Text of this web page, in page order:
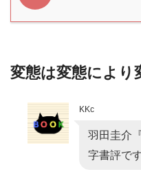
変態は変態により
KKc
羽田圭介
字書評です